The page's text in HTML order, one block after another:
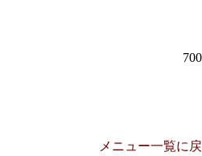
メニュー一覧に